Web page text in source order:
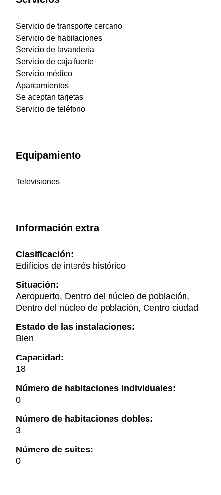
Servicio de transporte cercano
Servicio de habitaciones
Servicio de lavandería
Servicio de caja fuerte
Servicio médico
Aparcamientos
Se aceptan tarjetas
Servicio de teléfono
Equipamiento
Televisiones
Información extra
Clasificación:
Edificios de interés histórico
Situación:
Aeropuerto, Dentro del núcleo de población,
Dentro del núcleo de población, Centro ciudad
Estado de las instalaciones:
Bien
Capacidad:
18
Número de habitaciones individuales:
0
Número de habitaciones dobles:
3
Número de suites:
0